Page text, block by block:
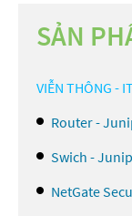
SẢN
VIỄN THÔNG -
Router -
Swich -
NetGate